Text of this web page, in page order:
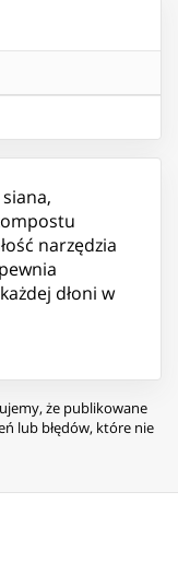
narzędzia
dłoni w
że publikowane
lub błędów, które nie